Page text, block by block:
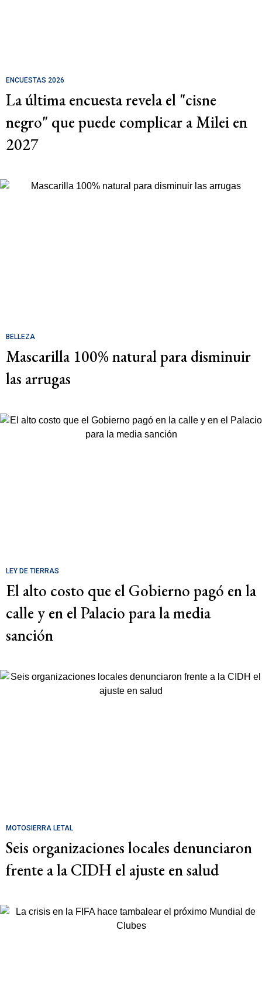
ENCUESTAS 2026
La última encuesta revela el "cisne
negro" que puede complicar a Milei en
2027
BELLEZA
Mascarilla 100% natural para disminuir
las arrugas
LEY DE TIERRAS
El alto costo que el Gobierno pagó en la
calle y en el Palacio para la media
sanción
MOTOSIERRA LETAL
Seis organizaciones locales denunciaron
frente a la CIDH el ajuste en salud